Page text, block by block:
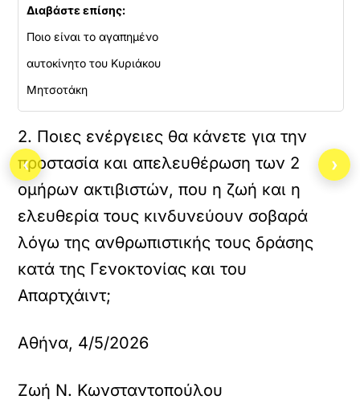
Διαβάστε επίσης:
Ποιο είναι το αγαπημένο
αυτοκίνητο του Κυριάκου
Μητσοτάκη
2. Ποιες ενέργειες θα κάνετε για την
προστασία και απελευθέρωση των 2
ομήρων ακτιβιστών, που η ζωή και η
ελευθερία τους κινδυνεύουν σοβαρά
λόγω της ανθρωπιστικής τους δράσης
κατά της Γενοκτονίας και του
Απαρτχάιντ;
Αθήνα, 4/5/2026
Ζωή Ν. Κωνσταντοπούλου
‹ ›